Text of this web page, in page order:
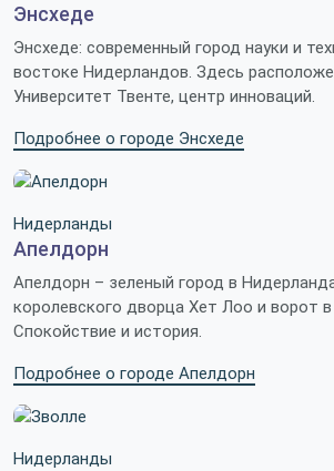
Энсхеде
Энсхеде: современный город науки и
востоке Нидерландов. Здесь
Университет Твенте, центр инноваций.
Подробнее о городе Энсхеде
Нидерланды
Апелдорн
Апелдорн – зеленый город в
королевского дворца Хет Лоо и ворот
Спокойствие и история.
Подробнее о городе Апелдорн
Нидерланды